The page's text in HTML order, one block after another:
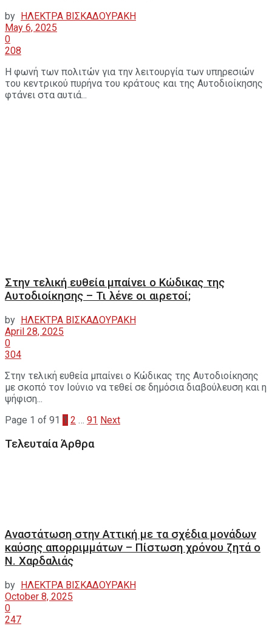
by
ΗΛΕΚΤΡΑ ΒΙΣΚΑΔΟΥΡΑΚΗ
May 6, 2025
0
208
Η φωνή των πολιτών για την λειτουργία των υπηρεσιών
του κεντρικού πυρήνα του κράτους και της Αυτοδιοίκησης
φτάνει στα αυτιά...
Στην τελική ευθεία μπαίνει ο Κώδικας της
Αυτοδιοίκησης – Τι λένε οι αιρετοί;
by ΗΛΕΚΤΡΑ ΒΙΣΚΑΔΟΥΡΑΚΗ
April 28, 2025
0
304
Στην τελική ευθεία μπαίνει ο Κώδικας της Αυτοδιοίκησης
με σκοπό τον Ιούνιο να τεθεί σε δημόσια διαβούλευση και η
ψήφιση...
Page 1 of 91 1 2 … 91 Next
Τελευταία Άρθρα
Αναστάτωση στην Αττική με τα σχέδια μονάδων
καύσης απορριμμάτων – Πίστωση χρόνου ζητά ο
Ν. Χαρδαλιάς
by ΗΛΕΚΤΡΑ ΒΙΣΚΑΔΟΥΡΑΚΗ
October 8, 2025
0
247